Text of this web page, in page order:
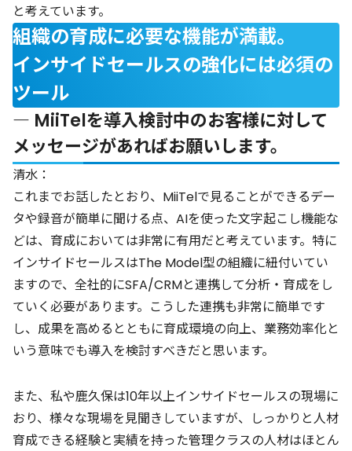
と考えています。
組織の育成に必要な機能が満載。
インサイドセールスの強化には必須の
ツール
― MiiTelを導入検討中のお客様に対して
メッセージがあればお願いします。
清水：
これまでお話したとおり、MiiTelで見ることができるデー
タや録音が簡単に聞ける点、AIを使った文字起こし機能な
どは、育成においては非常に有用だと考えています。特に
インサイドセールスはThe Model型の組織に紐付いてい
ますので、全社的にSFA/CRMと連携して分析・育成をし
ていく必要があります。こうした連携も非常に簡単です
し、成果を高めるとともに育成環境の向上、業務効率化と
いう意味でも導入を検討すべきだと思います。
また、私や鹿久保は10年以上インサイドセールスの現場に
おり、様々な現場を見聞きしていますが、しっかりと人材
育成できる経験と実績を持った管理クラスの人材はほとん